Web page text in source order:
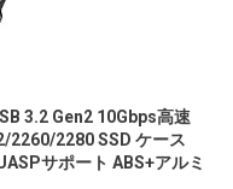
3.2 Gen2 10Gbps高速
2260/2280 SSD ケース
サポート ABS+アルミ